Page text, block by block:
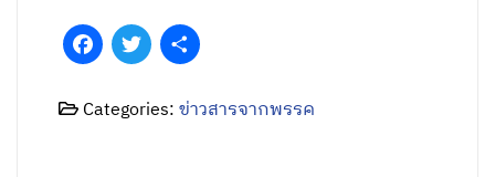
FacebookTwitter
Categories:ข่าวสารจากพรรค